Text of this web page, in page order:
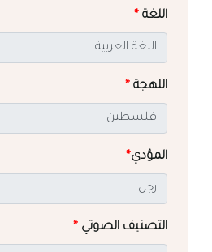
اللغة *
اللهجة *
المؤدي*
التصنيف الصوتي *